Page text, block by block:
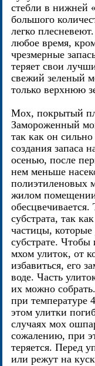
стебли в нижней
большого
легко
любое время,
чрезмерные
теряет свои
свежий зеленый
только верхнюю
Мох, покрытый
Замороженный
так как он
создания запаса
осенью, после
нем меньше
полиэтиленовых
жилом
субстрата, так
частицы,
субстрате. Чтобы
мхом улиток, от
избавиться, его
воде. Часть
их можно
при температуре
этом улитки
случаях мох
сожалению, при
теряется. Перед
или режут на